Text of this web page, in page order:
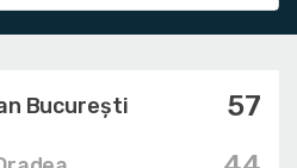
București 57